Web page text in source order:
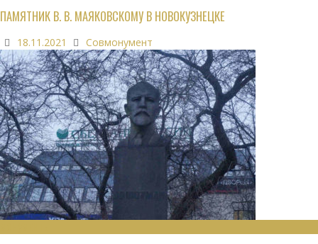
ПАМЯТНИК В. В. МАЯКОВСКОМУ В НОВОКУЗНЕЦКЕ
18.11.2021 Совмонумент